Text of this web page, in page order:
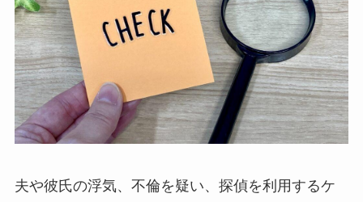
夫や彼氏の浮気、不倫を疑い、探偵を利用するケ